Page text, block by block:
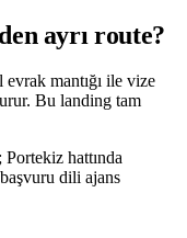
ayrı route?
mantığı ile vize
Bu landing tam
Portekiz hattında
dili ajans